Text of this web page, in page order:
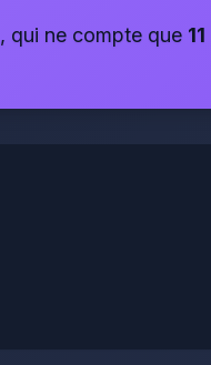
, qui ne compte que 11